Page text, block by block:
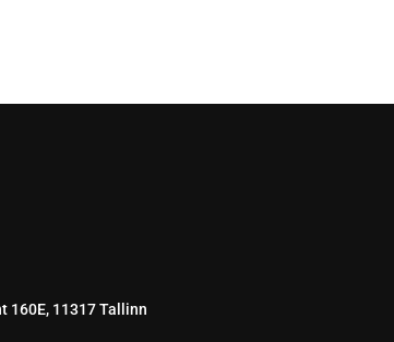
160E, 11317 Tallinn